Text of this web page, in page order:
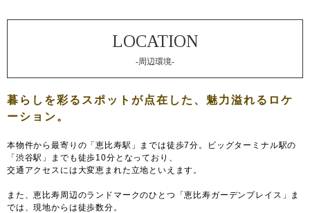
-周辺環境-
本物件から最寄りの「恵比寿駅」までは徒歩7分。ビッグターミナル駅の
「渋谷駅」までも徒歩10分となっており、
交通アクセスには大変恵まれた立地といえます。
また、恵比寿周辺のランドマークのひとつ「恵比寿ガーデンプレイス」ま
では、現地からは徒歩数分。